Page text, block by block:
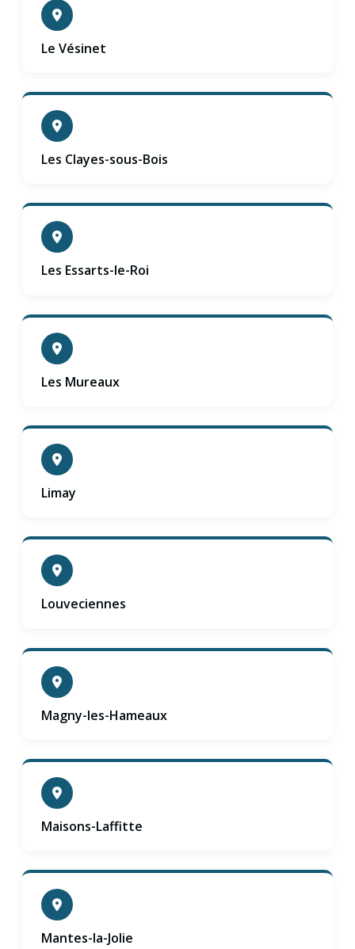
Le Vésinet
Les Clayes-sous-Bois
Les Essarts-le-Roi
Les Mureaux
Limay
Louveciennes
Magny-les-Hameaux
Maisons-Laffitte
Mantes-la-Jolie